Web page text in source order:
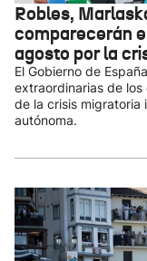
Robles,
comparecerán
agosto por la
El Gobierno de
extraordinarias de
de la crisis migratoria
autónoma.